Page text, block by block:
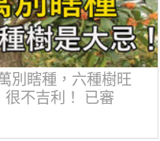
別瞎種，六種樹旺
不吉利！ 已審